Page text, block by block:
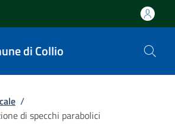
di Collio
/
di specchi parabolici